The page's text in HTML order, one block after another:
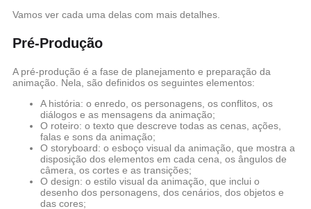
Vamos ver cada uma delas com mais detalhes.
Pré-Produção
A pré-produção é a fase de planejamento e preparação da
animação. Nela, são definidos os seguintes elementos:
A história: o enredo, os personagens, os conflitos, os
diálogos e as mensagens da animação;
O roteiro: o texto que descreve todas as cenas, ações,
falas e sons da animação;
O storyboard: o esboço visual da animação, que mostra a
disposição dos elementos em cada cena, os ângulos de
câmera, os cortes e as transições;
O design: o estilo visual da animação, que inclui o
desenho dos personagens, dos cenários, dos objetos e
das cores;